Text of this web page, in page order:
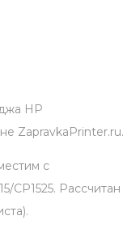
HP
ZapravkaPrinter.ru.
с
CP1525. Рассчитан